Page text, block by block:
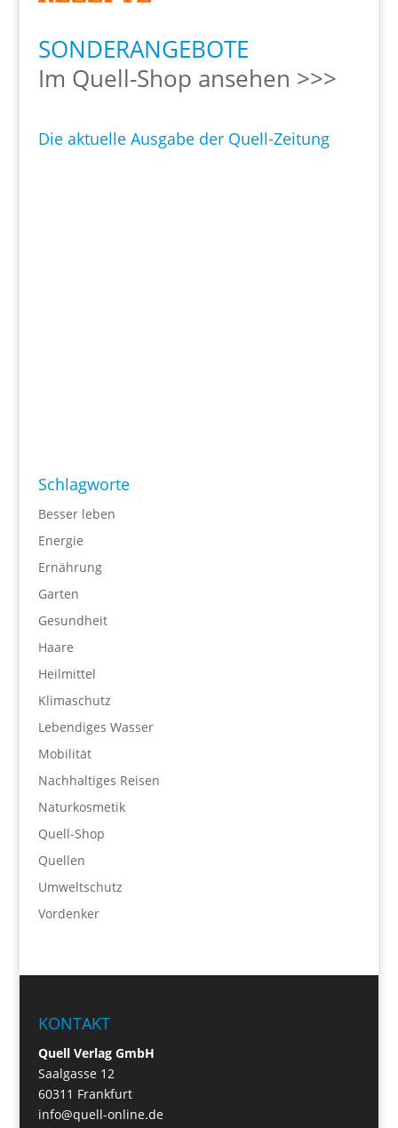
SONDERANGEBOTE
Im Quell-Shop ansehen >>>
Die aktuelle Ausgabe der Quell-Zeitung
Schlagworte
Besser leben
Energie
Ernährung
Garten
Gesundheit
Haare
Heilmittel
Klimaschutz
Lebendiges Wasser
Mobilität
Nachhaltiges Reisen
Naturkosmetik
Quell-Shop
Quellen
Umweltschutz
Vordenker
KONTAKT
Quell Verlag GmbH
Saalgasse 12
60311 Frankfurt
info@quell-online.de